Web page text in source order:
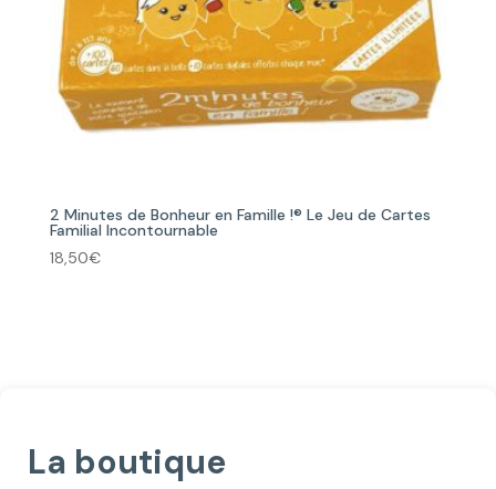
2 Minutes de Bonheur en Famille !® Le Jeu de Cartes
Familial Incontournable
18,50€
La boutique